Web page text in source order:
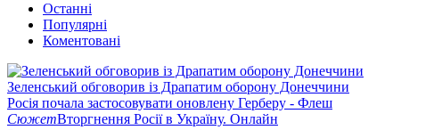
Останні
Популярні
Коментовані
Зеленський обговорив із Драпатим оборону Донеччини
Росія почала застосовувати оновлену Герберу - Флеш
СюжетВторгнення Росії в Україну. Онлайн